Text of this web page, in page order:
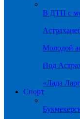
В ДТП с
Молодой
Под
«Лада
Спорт